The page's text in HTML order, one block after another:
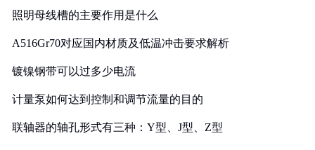
照明母线槽的主要作用是什么
A516Gr70对应国内材质及低温冲击要求解析
镀镍钢带可以过多少电流
计量泵如何达到控制和调节流量的目的
联轴器的轴孔形式有三种：Y型、J型、Z型